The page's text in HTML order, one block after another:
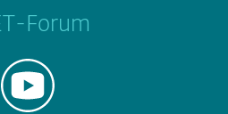
Forum